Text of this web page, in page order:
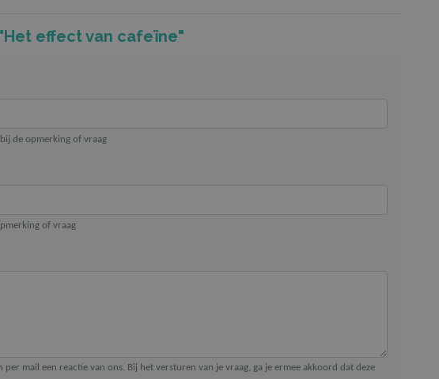
effect van cafeïne"
de opmerking of vraag
of vraag
mail een reactie van ons. Bij het versturen van je vraag, ga je ermee akkoord dat deze